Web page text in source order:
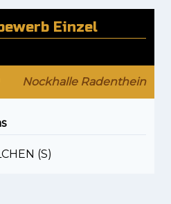
Einzel
Nockhalle Radenthein
(S)